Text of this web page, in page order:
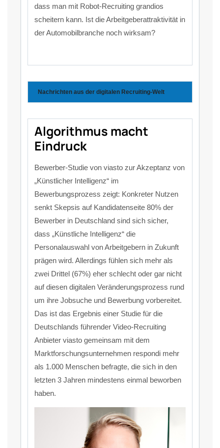
dass man mit Robot-Recruiting grandios
scheitern kann. Ist die Arbeitgeberattraktivität in
der Automobilbranche noch wirksam?
Nachrichten aus der digitalen Recruiting-Welt
Algorithmus macht
Eindruck
Bewerber-Studie von viasto zur Akzeptanz von
„Künstlicher Intelligenz“ im
Bewerbungsprozess zeigt: Konkreter Nutzen
senkt Skepsis auf Kandidatenseite 80% der
Bewerber in Deutschland sind sich sicher,
dass „Künstliche Intelligenz“ die
Personalauswahl von Arbeitgebern in Zukunft
prägen wird. Allerdings fühlen sich mehr als
zwei Drittel (67%) eher schlecht oder gar nicht
auf diesen digitalen Veränderungsprozess rund
um ihre Jobsuche und Bewerbung vorbereitet.
Das ist das Ergebnis einer Studie für die
Deutschlands führender Video-Recruiting
Anbieter viasto gemeinsam mit dem
Marktforschungsunternehmen respondi mehr
als 1.000 Menschen befragte, die sich in den
letzten 3 Jahren mindestens einmal beworben
haben.